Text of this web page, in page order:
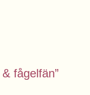
fågelfän”